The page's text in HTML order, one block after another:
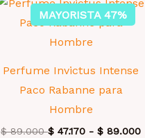
MAYORISTA 47%
Perfume Invictus Intense
Paco Rabanne para
Hombre
$89.000 $ 47.170 - $ 89.000